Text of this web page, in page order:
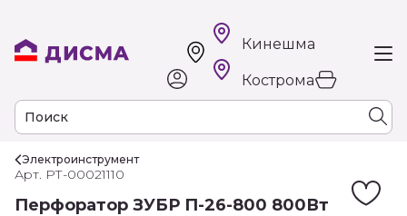
Кинешма
Кострома
Электроинструмент
Арт. РТ-00021110
Перфоратор ЗУБР П-26-800 800Вт